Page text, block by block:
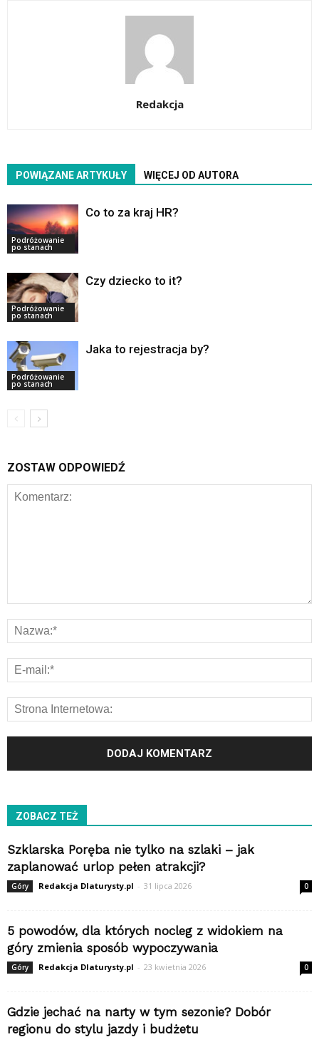
Redakcja
POWIĄZANE ARTYKUŁY WIĘCEJ OD AUTORA
Podróżowanie
po stanach
Co to za kraj HR?
Podróżowanie
po stanach
Czy dziecko to it?
Podróżowanie
po stanach
Jaka to rejestracja by?
ZOSTAW ODPOWIEDŹ
ZOBACZ TEŻ
Szklarska Poręba nie tylko na szlaki – jak
zaplanować urlop pełen atrakcji?
Góry Redakcja Dlaturysty.pl - 31 lipca 2026 0
5 powodów, dla których nocleg z widokiem na
góry zmienia sposób wypoczywania
Góry Redakcja Dlaturysty.pl - 23 kwietnia 2026 0
Gdzie jechać na narty w tym sezonie? Dobór
regionu do stylu jazdy i budżetu